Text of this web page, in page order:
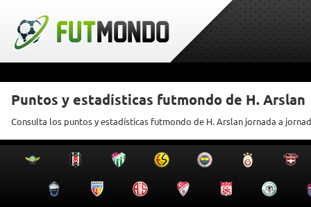
Puntos y estadísticas futmondo de H. Arslan
Consulta los puntos y estadísticas futmondo de H. Arslan jornada a